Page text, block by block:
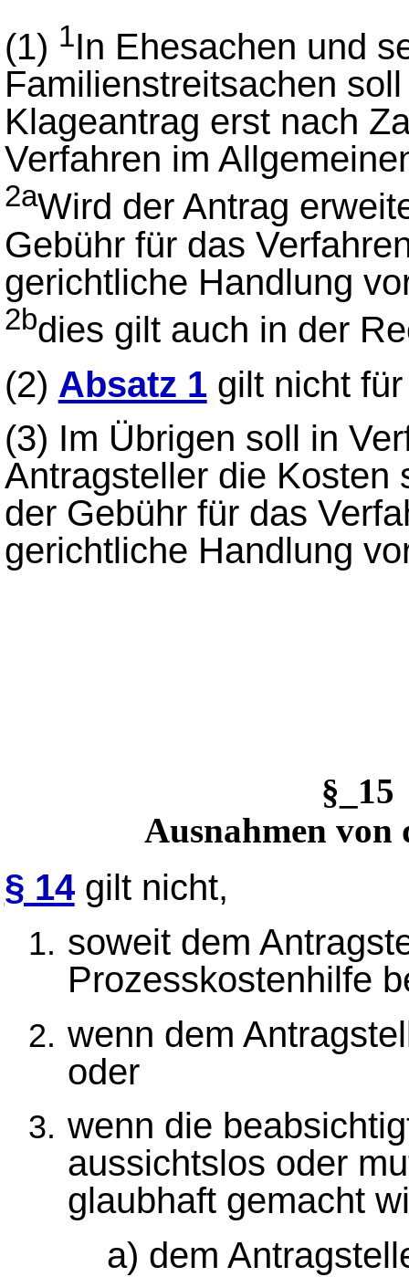
(1) 1In Ehesachen und
Familienstreitsachen
Klageantrag erst nach
Verfahren im
2aWird der Antrag
Gebühr für das
gerichtliche Handlung
2bdies gilt auch in der
(2) Absatz 1gilt nicht für
(3) Im Übrigen soll in
Antragsteller die Kosten
der Gebühr für das
gerichtliche Handlung
Ausnahmen von
§ 14gilt nicht,
soweit dem
Prozesskostenhilfe
wenn dem
oder
wenn die
aussichtslos oder
glaubhaft gemacht
a) dem